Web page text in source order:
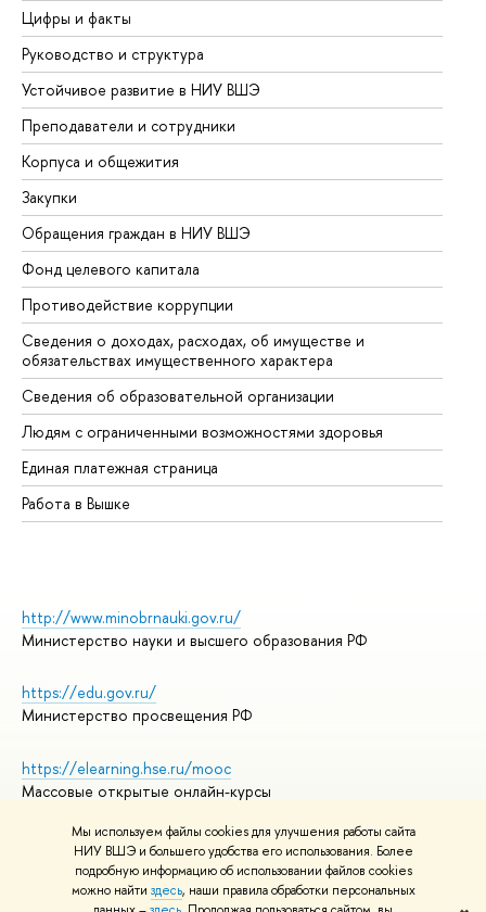
Мы используем файлы cookies для улучшения работы сайта
НИУ ВШЭ и большего удобства его использования. Более
подробную информацию об использовании файлов cookies
можно найти здесь, наши правила обработки персональных
Цифры и факты
Руководство и структура
Устойчивое развитие в НИУ ВШЭ
Преподаватели и сотрудники
Корпуса и общежития
Закупки
Обращения граждан в НИУ ВШЭ
Фонд целевого капитала
Противодействие коррупции
Сведения о доходах, расходах, об имуществе и
обязательствах имущественного характера
Сведения об образовательной организации
Людям с ограниченными возможностями здоровья
Единая платежная страница
Работа в Вышке
http://www.minobrnauki.gov.ru/
Министерство науки и высшего образования РФ
https://edu.gov.ru/
Министерство просвещения РФ
https://elearning.hse.ru/mooc
Массовые открытые онлайн-курсы
© НИУ ВШЭ 1993–2026
Адреса и контакты
Условия использования материалов